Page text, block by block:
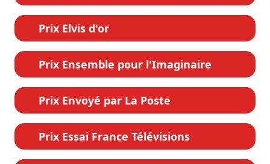
Prix Elvis d'or
Prix Ensemble pour l'Imaginaire
Prix Envoyé par La Poste
Prix Essai France Télévisions